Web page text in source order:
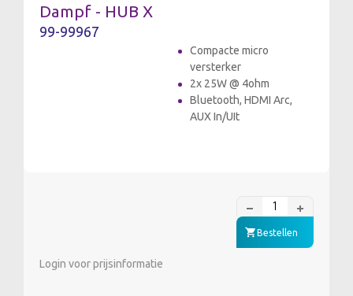
Dampf - HUB X
99-99967
Compacte micro
versterker
2x 25W @ 4ohm
Bluetooth, HDMI Arc,
AUX In/UIt
Bestellen
Login voor prijsinformatie